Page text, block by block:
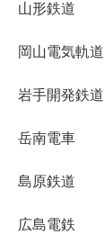
山形鉄道
岡山電気軌道
岩手開発鉄道
岳南電車
島原鉄道
広島電鉄